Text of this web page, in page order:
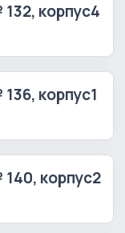
корпус4
корпус1
корпус2